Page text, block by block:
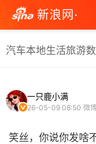
新浪网·
汽车本地生活旅游
一只鹿小满
26-05-09 08:50 微
笑丝，你说你发啥